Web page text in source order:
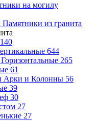
на могилу
Памятники из гранита
140
644
Горизонтальные 265
61
Арки и Колонны 56
39
30
27
27